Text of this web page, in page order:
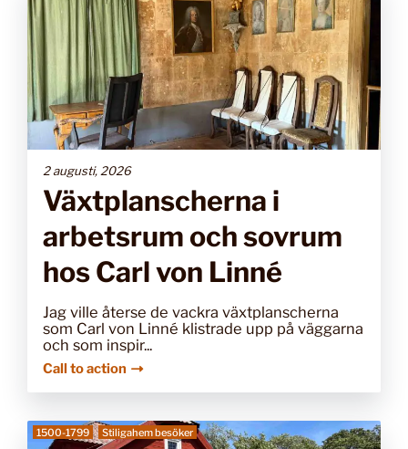
2 augusti, 2026
Växtplanscherna i
arbetsrum och sovrum
hos Carl von Linné
Jag ville återse de vackra växtplanscherna
som Carl von Linné klistrade upp på väggarna
och som inspir...
Call to action
1500-1799 Stiligahem besöker